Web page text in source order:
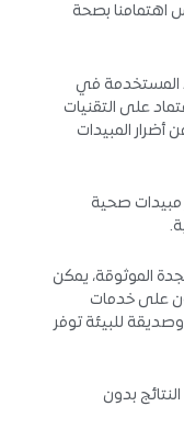
اهتمامنا بصحة
المستخدمة في
على التقنيات
أضرار المبيدات
مبيدات صحية
الموثوقة، يمكن
على خدمات
للبيئة توفر
بدون